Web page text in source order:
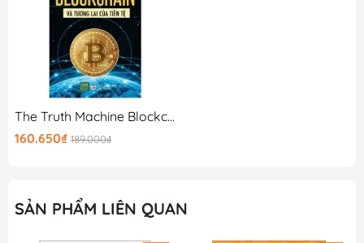
The Truth Machine Blockchain Và Tương Lai Của Tiền Tệ
160.650₫ 189.000₫
SẢN PHẨM LIÊN QUAN